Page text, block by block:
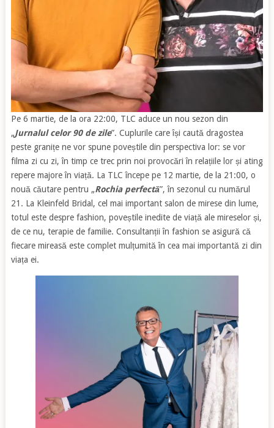
Pe 6 martie, de la ora 22:00, TLC aduce un nou sezon din
„Jurnalul celor 90 de zile”. Cuplurile care își caută dragostea
peste granițe ne vor spune poveștile din perspectiva lor: se vor
filma zi cu zi, în timp ce trec prin noi provocări în relațiile lor și ating
repere majore în viață. La TLC începe pe 12 martie, de la 21:00, o
nouă căutare pentru „Rochia perfectă”, în sezonul cu numărul
21. La Kleinfeld Bridal, cel mai important salon de mirese din lume,
totul este despre fashion, poveștile inedite de viață ale mireselor și,
de ce nu, terapie de familie. Consultanții în fashion se asigură că
fiecare mireasă este complet mulțumită în cea mai importantă zi din
viața ei.